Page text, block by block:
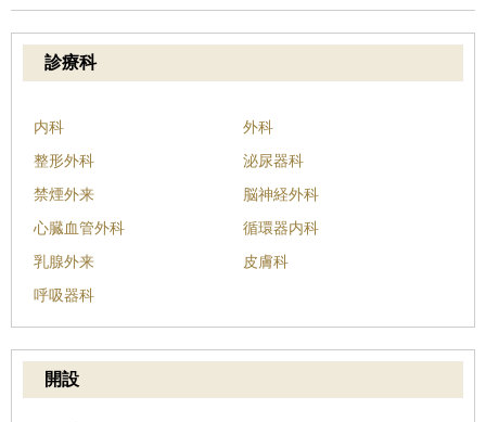
診療科
内科
外科
整形外科
泌尿器科
禁煙外来
脳神経外科
心臓血管外科
循環器内科
乳腺外来
皮膚科
呼吸器科
開設